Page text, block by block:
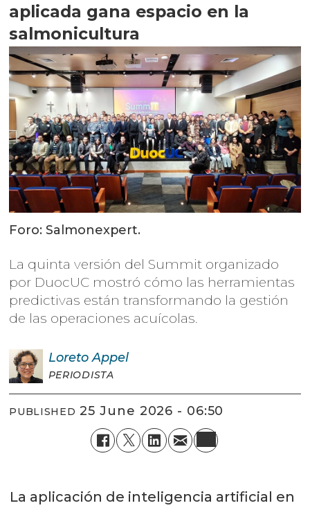
aplicada gana espacio en la
salmonicultura
Foro: Salmonexpert.
La quinta versión del Summit organizado
por DuocUC mostró cómo las herramientas
predictivas están transformando la gestión
de las operaciones acuícolas.
Loreto Appel
PERIODISTA
PUBLISHED 25 June 2026 - 06:50
La aplicación de inteligencia artificial en